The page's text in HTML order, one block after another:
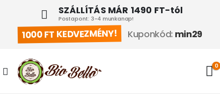
SZÁLLÍTÁS MÁR 1490 FT-tól
Postapont: 3-4 munkanap!
1000 FT KEDVEZMÉNY! Kuponkód: min29
0